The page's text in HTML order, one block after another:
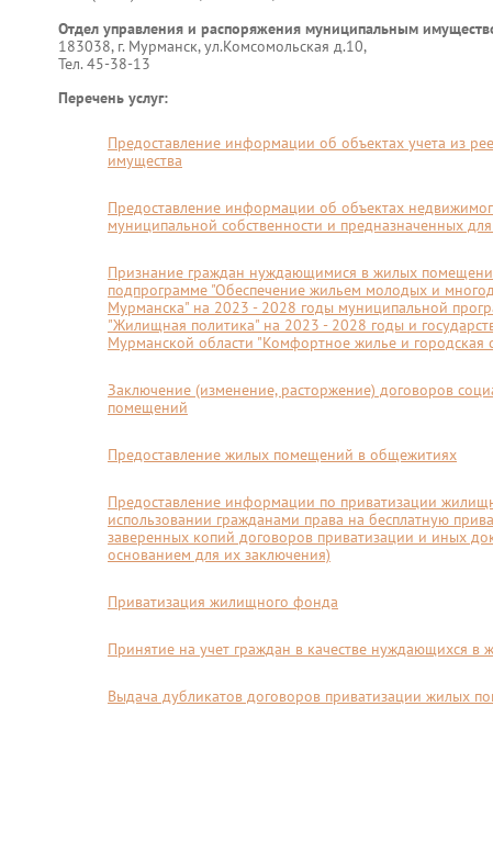
Отдел управления и распоряжения муниципальным
183038, г. Мурманск, ул.Комсомольская д.10,
Тел. 45-38-13
Перечень услуг:
Предоставление информации об объектах учета из
имущества
Предоставление информации об объектах
муниципальной собственности и предназначенных
Признание граждан нуждающимися в жилых
подпрограмме "Обеспечение жильем молодых и
Мурманска" на 2023 - 2028 годы муниципальной
"Жилищная политика" на 2023 - 2028 годы и
Мурманской области "Комфортное жилье и городская
Заключение (изменение, расторжение) договоров
помещений
Предоставление жилых помещений в общежитиях
Предоставление информации по приватизации
использовании гражданами права на бесплатную
заверенных копий договоров приватизации и иных
основанием для их заключения)
Приватизация жилищного фонда
Принятие на учет граждан в качестве нуждающихся в
Выдача дубликатов договоров приватизации жилых